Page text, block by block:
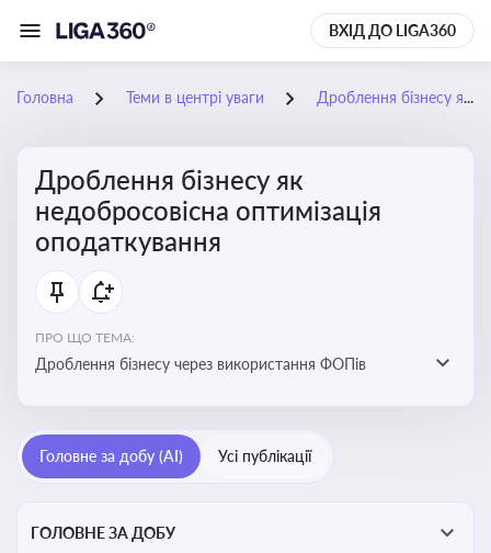
ВХІД ДО LIGA360
Головна Теми в центрі уваги Дроблення бізнесу як недобросовісна оптимізація оподаткування
Дроблення бізнесу як
недобросовісна оптимізація
оподаткування
ПРО ЩО ТЕМА:
Дроблення бізнесу через використання ФОПів
Головне за добу (AI) Усі публікації
ГОЛОВНЕ ЗА ДОБУ